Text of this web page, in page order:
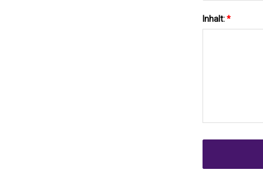
Inhalt:*